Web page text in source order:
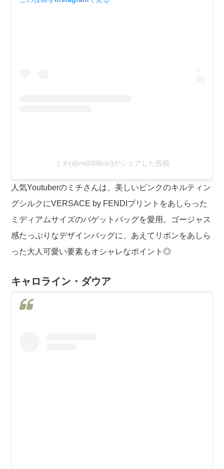
ミチ(@mi0306chi)がシェアした投稿
人気Youtuberのミチさんは、美しいピンクのキルティン
グシルクにVERSACE by FENDIプリントをあしらった
ミディアムサイズのバゲットバッグを愛用。ゴージャス
感たっぷりなデザインバッグに、あえてリボンをあしら
った大人可愛い要素もオシャレなポイント◎
キャロライン・ダウア